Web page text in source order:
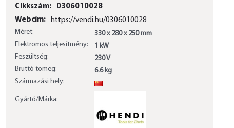
Cikkszám:
0306010028
Webcím:
https://vendi.hu/0306010028
Méret:
330 x 280 x 250 mm
Elektromos teljesítmény:
1 kW
Feszültség:
230 V
Bruttó tömeg:
6.6 kg
Származási hely:
Gyártó/Márka: